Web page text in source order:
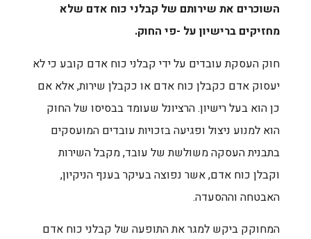
השוכרים את שירותם של קבלני כוח אדם שלא
מחזיקים ברישיון על -פי החוק.
חוק העסקת עובדים על ידי קבלני כוח אדם קובע כי לא
יעסוק אדם כקבלן כוח אדם או כקבלן שירות, אלא אם
כן הוא בעל רישיון. הרציונל שעומד בבסיסו של החוק
הוא למנוע ניצול ופגיעה בזכויות עובדים המועסקים
בתבנית העסקה משולשת של עובד, מקבל השירות
וקבלן כוח אדם, אשר נפוצה בעיקר בענף הניקיון,
האבטחה וההסעדה.
המחוקק ביקש למגר את התופעה של קבלני כוח אדם